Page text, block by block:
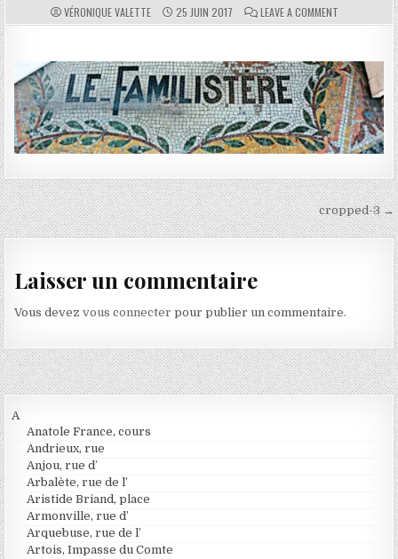
AUTHOR:
VÉRONIQUE VALETTE PUBLISHED DATE:
25 JUIN 2017 COMMENTS:
LEAVE A COMMENT ON
Navigation de l’article cropped-3 →
Laisser un commentaire
Vous devezvous connecter pour publier un commentaire.
A
Anatole France, cours
Andrieux, rue
Anjou, rue d’
Arbalète, rue de l’
Aristide Briand, place
Armonville, rue d’
Arquebuse, rue de l’
Artois, Impasse du Comte